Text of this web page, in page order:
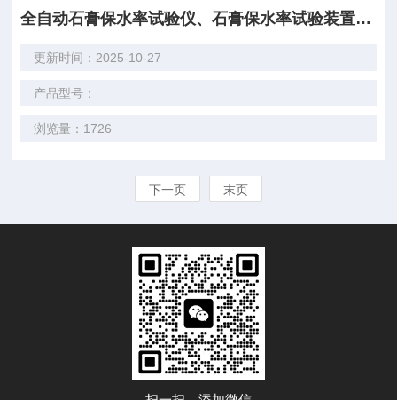
全自动石膏保水率试验仪、石膏保水率试验装置价格
更新时间：2025-10-27
产品型号：
浏览量：1726
下一页 末页